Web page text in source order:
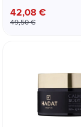
42,08 €
49,50 €